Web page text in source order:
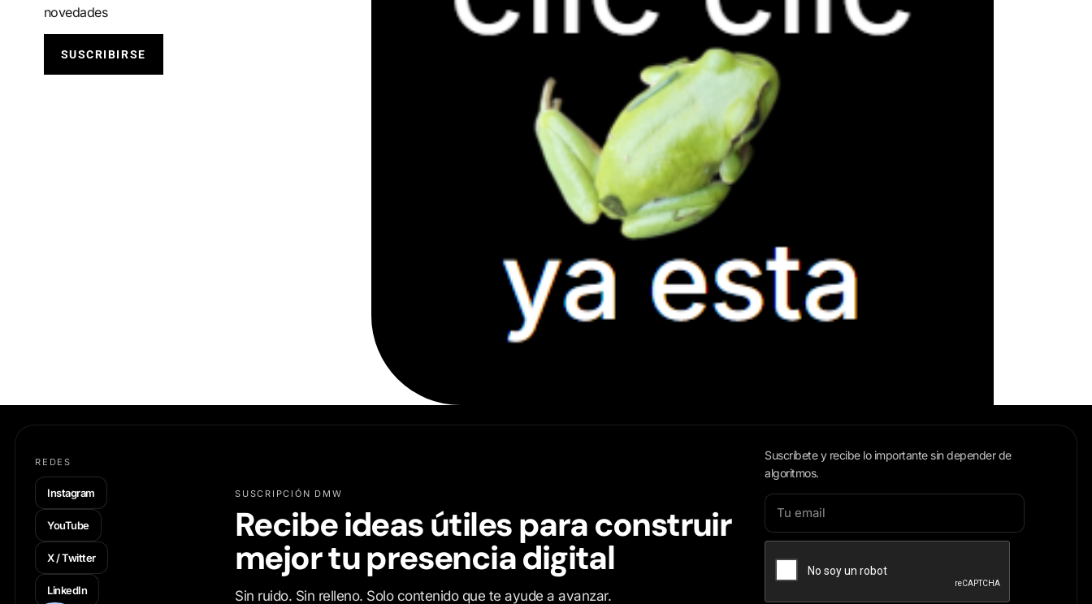
novedades
SUSCRIBIRSE
REDES
Instagram
YouTube
X / Twitter
LinkedIn
SUSCRIPCIÓN DMW
Recibe ideas útiles para construir
mejor tu presencia digital
Sin ruido. Sin relleno. Solo contenido que te ayude a avanzar.
Suscríbete y recibe lo importante sin depender de
algoritmos.